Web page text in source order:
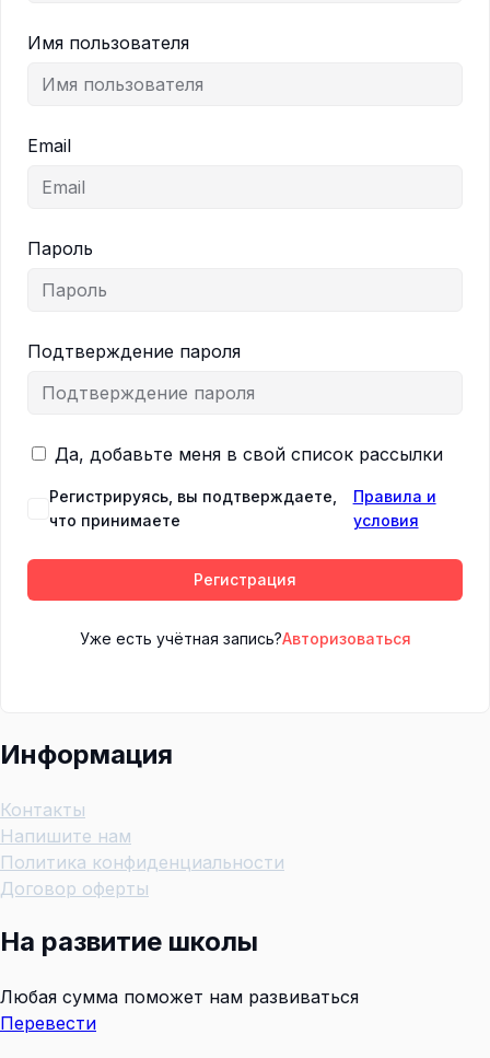
Имя пользователя
Email
Пароль
Подтверждение пароля
Да, добавьте меня в свой список рассылки
Регистрируясь, вы подтверждаете,
что принимаете
Правила и
условия
Регистрация
Уже есть учётная запись?Авторизоваться
Информация
Контакты
Напишите нам
Политика конфиденциальности
Договор оферты
На развитие школы
Любая сумма поможет нам развиваться
Перевести